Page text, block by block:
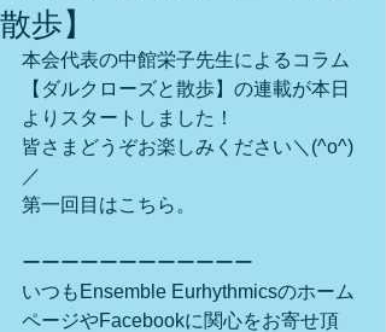
散歩】
本会代表の中館栄子先生によるコラム
【ダルクローズと散歩】の連載が本日
よりスタートしました！
皆さまどうぞお楽しみください＼(^o^)
／
第一回目はこちら。
ーーーーーーーーーーーー
いつもEnsemble Eurhythmicsのホーム
ページやFacebookに関心をお寄せ頂